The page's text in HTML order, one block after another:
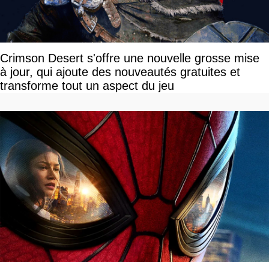
Crimson Desert s'offre une nouvelle grosse mise
à jour, qui ajoute des nouveautés gratuites et
transforme tout un aspect du jeu